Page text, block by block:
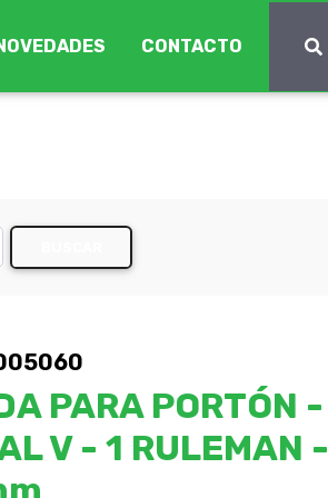
CONTACTO
PARA PORTÓN -
V - 1 RULEMAN -